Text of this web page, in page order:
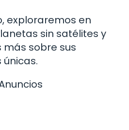
exploraremos en
sin satélites y
sobre sus